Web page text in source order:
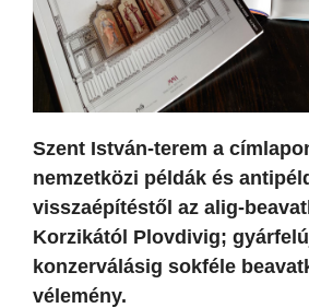
Szent István-terem a
nemzetközi példák és
visszaépítéstől az alig-
Korzikától Plovdivig;
konzerválásig sokféle
vélemény.